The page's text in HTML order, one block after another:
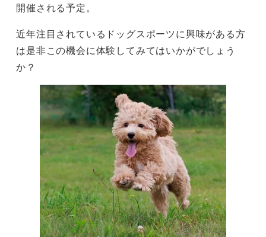
開催される予定。
近年注目されているドッグスポーツに興味がある方
は是非この機会に体験してみてはいかがでしょう
か？